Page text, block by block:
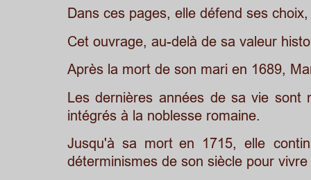
Dans ces pages, elle défend ses
Cet ouvrage, au-delà de sa valeur
Après la mort de son mari en 1689,
Les dernières années de sa vie sont
intégrés à la noblesse romaine.
Jusqu'à sa mort en 1715, elle
déterminismes de son siècle pour